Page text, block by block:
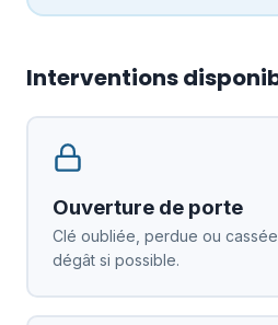
Interventions
Ouverture de porte
Clé oubliée, perdue ou
dégât si possible.